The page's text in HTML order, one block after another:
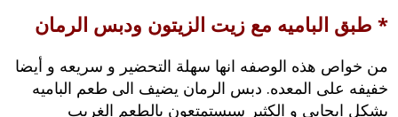
* طبق الباميه مع زيت الزيتون ودبس الرمان
من خواص هذه الوصفه انها سهلة التحضير و سريعه و أيضا
خفيفه على المعده. دبس الرمان يضيف الى طعم الباميه
بشكل ايجابي و الكثير سيستمتعون بالطعم الغريب